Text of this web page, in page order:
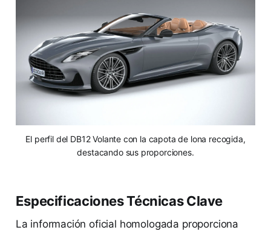
El perfil del DB12 Volante con la capota de lona recogida,
destacando sus proporciones.
Especificaciones Técnicas Clave
La información oficial homologada proporciona